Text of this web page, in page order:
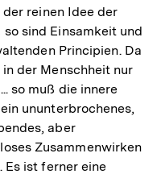
reinen Idee der
sind Einsamkeit und
Principien. Da
der Menschheit nur
so muß die innere
ununterbrochenes,
aber
Zusammenwirken
ist ferner eine